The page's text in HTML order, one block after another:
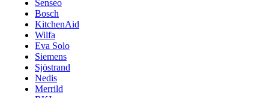
Senseo
Bosch
KitchenAid
Wilfa
Eva Solo
Siemens
Sjöstrand
Nedis
Merrild